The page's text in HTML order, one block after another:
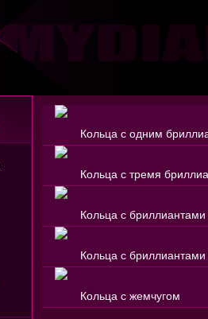
Кольца с одним
Кольца с тремя
Кольца с бриллиантами
Кольца с
Кольца с жемчугом